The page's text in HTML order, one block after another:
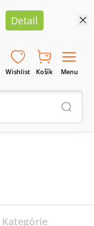
Detail
Wishlist Košík Menu
Kategórie